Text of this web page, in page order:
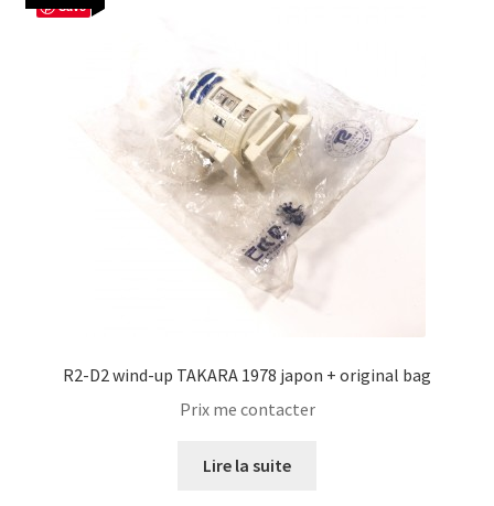
Save
R2-D2 wind-up TAKARA 1978 japon + original bag
Prix me contacter
Lire la suite